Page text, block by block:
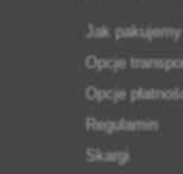
Jak
Opcje
Opcje
Regulamin
Skargi